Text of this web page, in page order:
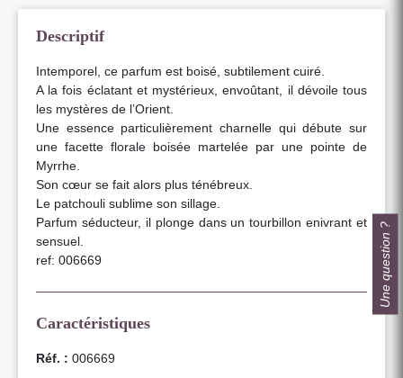
Descriptif
Intemporel, ce parfum est boisé, subtilement cuiré.
A la fois éclatant et mystérieux, envoûtant, il dévoile tous
les mystères de l’Orient.
Une essence particulièrement charnelle qui débute sur
une facette florale boisée martelée par une pointe de
Myrrhe.
Son cœur se fait alors plus ténébreux.
Le patchouli sublime son sillage.
Parfum séducteur, il plonge dans un tourbillon enivrant et
sensuel.
ref: 006669
Caractéristiques
Réf. : 006669
Une question ?